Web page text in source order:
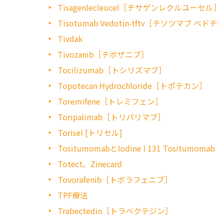
Tisagenlecleucel［チサゲンレクルユーセル］
Tisotumab Vedotin-tftv［チソツマブ ベドチ
Tivdak
Tivozanib［チボザニブ］
Tocilizumab［トシリズマブ］
Topotecan Hydrochloride［トポテカン］
Toremifene［トレミフェン］
Toripalimab［トリパリマブ］
Torisel [トリセル]
TositumomabとIodine I 131 Tositumomab
Totect、Zinecard
Tovorafenib［トボラフェニブ］
TPF療法
Trabectedin［トラベクテジン］